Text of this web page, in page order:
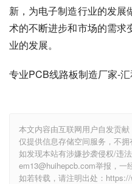
新，为电子制造行业的发展
术的不断进步和市场的需求
业的发展。
专业PCB线路板制造厂家-
本文内容由互联网用户自发贡
仅提供信息存储空间服务，不拥
如发现本站有涉嫌抄袭侵权/违
em13@huihepcb.com举报，一
如若转载，请注明出处：